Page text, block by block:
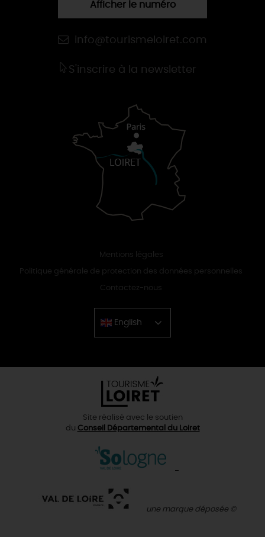
Afficher le numéro
info@tourismeloiret.com
S'inscrire à la newsletter
Mentions légales
Politique générale de protection des données personnelles
Contactez-nous
English
Chinese
Site réalisé avec le soutien
du Conseil Départemental du Loiret
une marque déposée ©